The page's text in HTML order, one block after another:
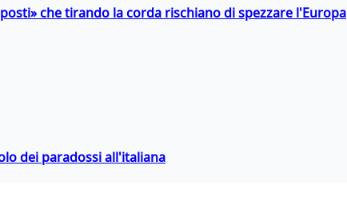
che tirando la corda rischiano di spezzare l'Europa
dei paradossi all'italiana